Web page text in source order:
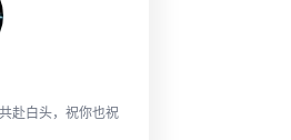
赴白头，祝你也祝